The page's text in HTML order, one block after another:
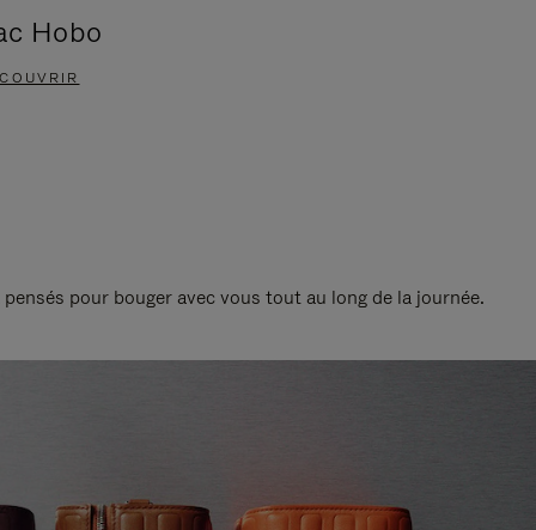
Hobo
pour bouger avec vous tout au long de la journée.